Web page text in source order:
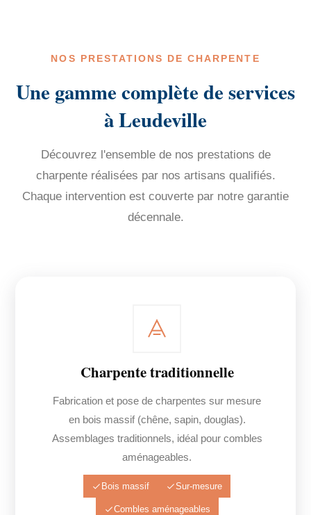
NOS PRESTATIONS DE CHARPENTE
Une gamme complète de services
à Leudeville
Découvrez l'ensemble de nos prestations de
charpente réalisées par nos artisans qualifiés.
Chaque intervention est couverte par notre garantie
décennale.
Charpente traditionnelle
Fabrication et pose de charpentes sur mesure
en bois massif (chêne, sapin, douglas).
Assemblages traditionnels, idéal pour combles
aménageables.
Bois massif Sur-mesure
Combles aménageables